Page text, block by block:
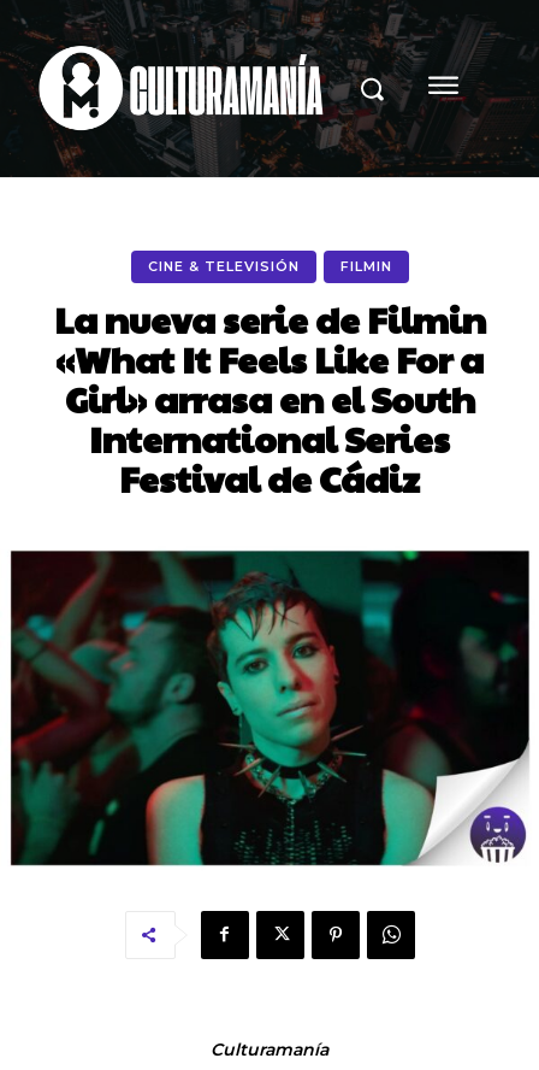
CINE & TELEVISIÓN FILMIN
La nueva serie de Filmin
«What It Feels Like For a
Girl» arrasa en el South
International Series
Festival de Cádiz
Culturamanía